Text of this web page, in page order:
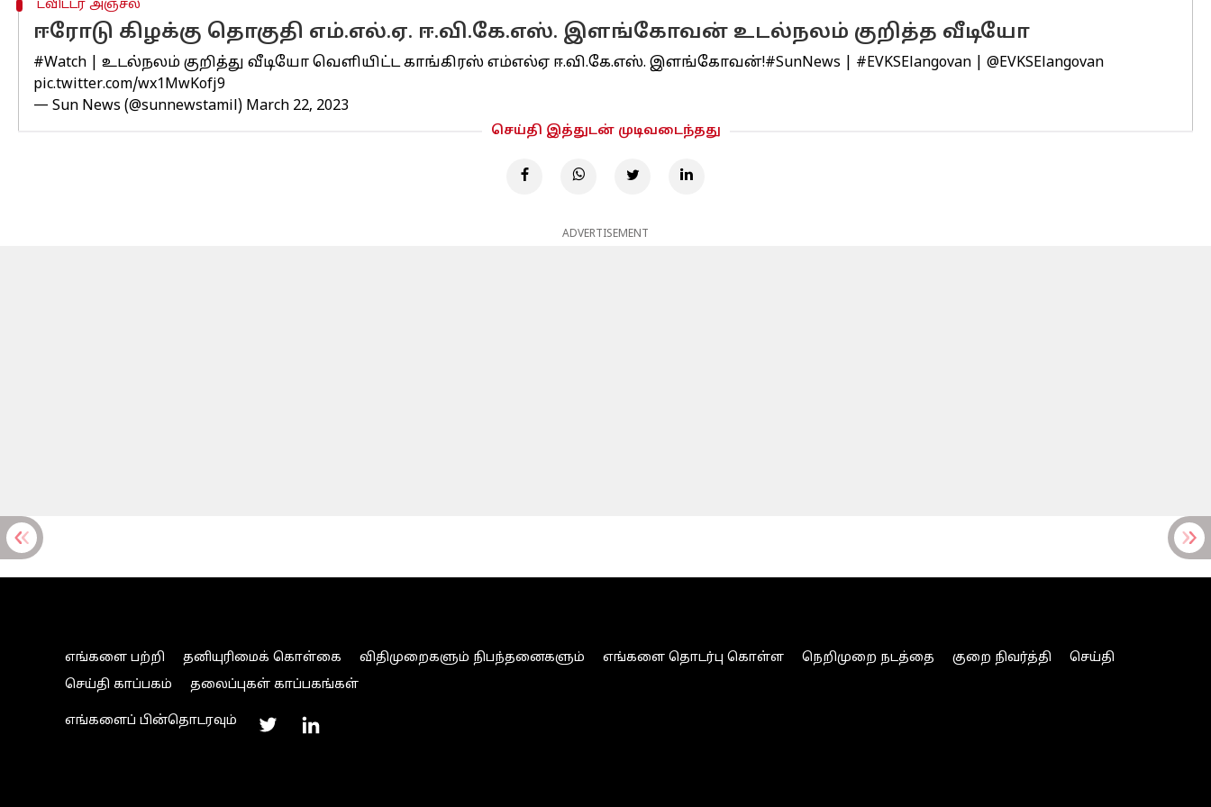
ட்விட்டர் அஞ்சல்
ஈரோடு கிழக்கு தொகுதி எம்.எல்.ஏ. ஈ.வி.கே.எஸ். இளங்கோவன் உடல்நலம் குறித்த வீடியோ
#Watch | உடல்நலம் குறித்து வீடியோ வெளியிட்ட காங்கிரஸ் எம்எல்ஏ ஈ.வி.கே.எஸ். இளங்கோவன்!#SunNews #EVKSElangovan
@EVKSElangovan
pic.twitter.com/wx1MwKofj9
— Sun News (@sunnewstamil) March 22, 2023
செய்தி இத்துடன் முடிவடைந்தது
ADVERTISEMENT
எங்களை பற்றி தனியுரிமைக் கொள்கை விதிமுறைகளும் நிபந்தனைகளும் எங்களை தொடர்பு கொள்ள நெறிமுறை நடத்தை குறை நிவர்த்தி
செய்தி
செய்தி காப்பகம்
தலைப்புகள் காப்பகங்கள்
எங்களைப் பின்தொடரவும்